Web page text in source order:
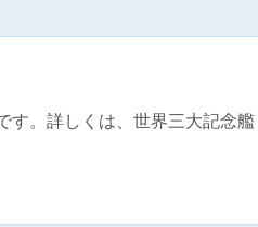
す。詳しくは、世界三大記念艦